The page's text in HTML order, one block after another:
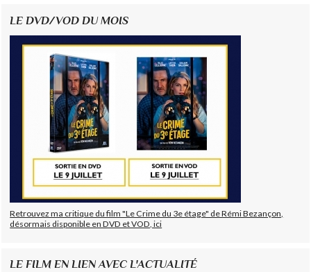
LE DVD/VOD DU MOIS
Retrouvez ma critique du film "Le Crime du 3e étage" de Rémi Bezançon,
désormais disponible en DVD et VOD, ici
LE FILM EN LIEN AVEC L'ACTUALITÉ